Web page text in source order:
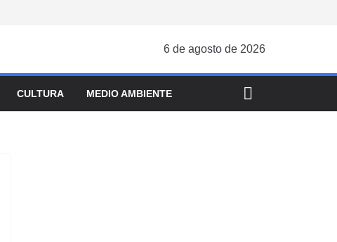
6 de agosto de 2026
CULTURA MEDIO AMBIENTE